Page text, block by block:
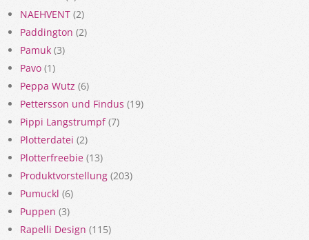
NAEHVENT (2)
Paddington (2)
Pamuk (3)
Pavo (1)
Peppa Wutz (6)
Pettersson und Findus (19)
Pippi Langstrumpf(7)
Plotterdatei (2)
Plotterfreebie (13)
Produktvorstellung (203)
Pumuckl (6)
Puppen (3)
Rapelli Design (115)